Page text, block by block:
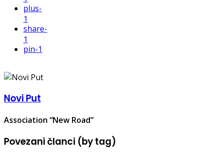
plus-
1
share-
1
pin-1
Novi Put
Association “New Road”
Povezani članci (by tag)